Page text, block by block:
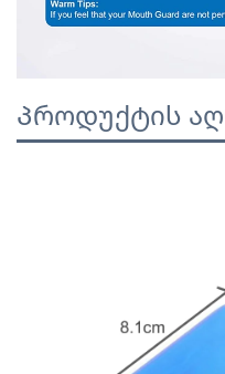
Პროდუქტის